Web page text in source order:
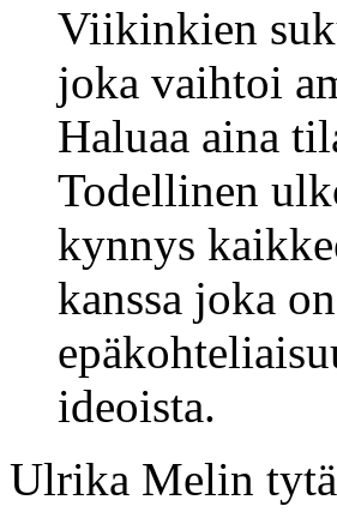
Viikinkien
joka vaihtoi
Haluaa aina
Todellinen
kynnys
kanssa joka
ideoista.
Ulrika Melin